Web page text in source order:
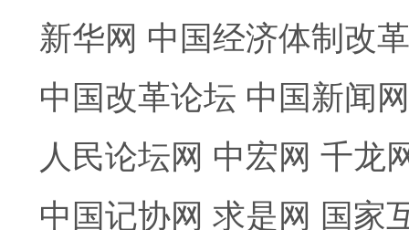
新华网 中国经济体制改
中国改革论坛 中国新闻网
人民论坛网 中宏网 千龙
中国记协网 求是网 国家